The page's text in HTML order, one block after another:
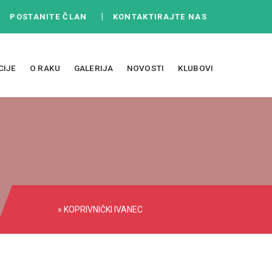
POSTANITE ČLAN KONTAKTIRAJTE NAS
O RAKU GALERIJA NOVOSTI KLUBOVI
» KOPRIVNIČKI IVANEC